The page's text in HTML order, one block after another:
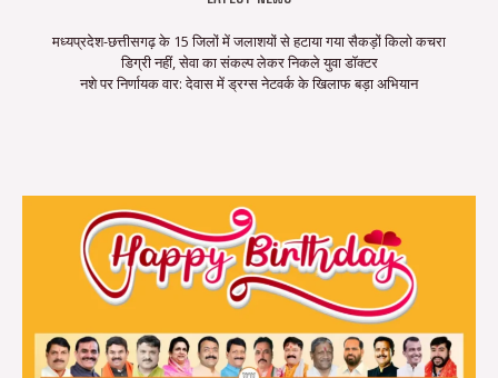
मध्यप्रदेश-छत्तीसगढ़ के 15 जिलों में जलाशयों से हटाया गया सैकड़ों किलो कचरा
डिग्री नहीं, सेवा का संकल्प लेकर निकले युवा डॉक्टर
नशे पर निर्णायक वार: देवास में ड्रग्स नेटवर्क के खिलाफ बड़ा अभियान